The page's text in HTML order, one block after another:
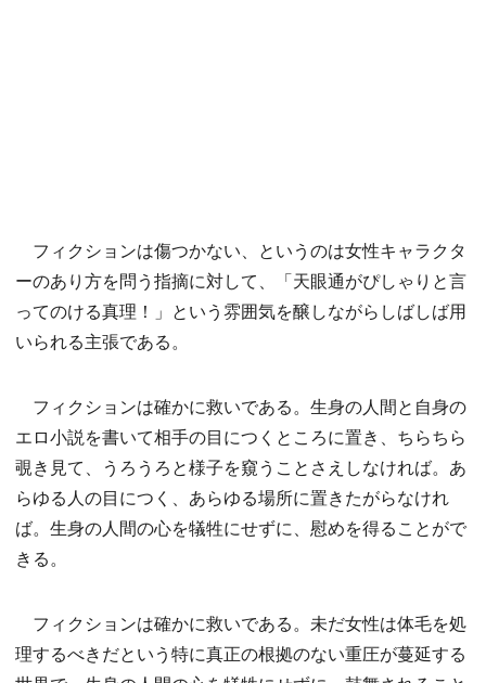
フィクションは傷つかない、というのは女性キャラクタ
ーのあり方を問う指摘に対して、「天眼通がぴしゃりと言
ってのける真理！」という雰囲気を醸しながらしばしば用
いられる主張である。
フィクションは確かに救いである。生身の人間と自身の
エロ小説を書いて相手の目につくところに置き、ちらちら
覗き見て、うろうろと様子を窺うことさえしなければ。あ
らゆる人の目につく、あらゆる場所に置きたがらなけれ
ば。生身の人間の心を犠牲にせずに、慰めを得ることがで
きる。
フィクションは確かに救いである。未だ女性は体毛を処
理するべきだという特に真正の根拠のない重圧が蔓延する